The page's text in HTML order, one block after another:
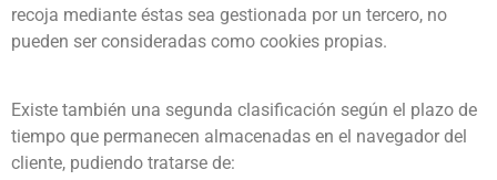
recoja mediante éstas sea gestionada por un tercero, no
pueden ser consideradas como cookies propias.
Existe también una segunda clasificación según el plazo de
tiempo que permanecen almacenadas en el navegador del
cliente, pudiendo tratarse de: